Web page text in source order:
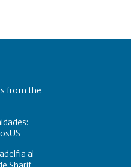
from the
al